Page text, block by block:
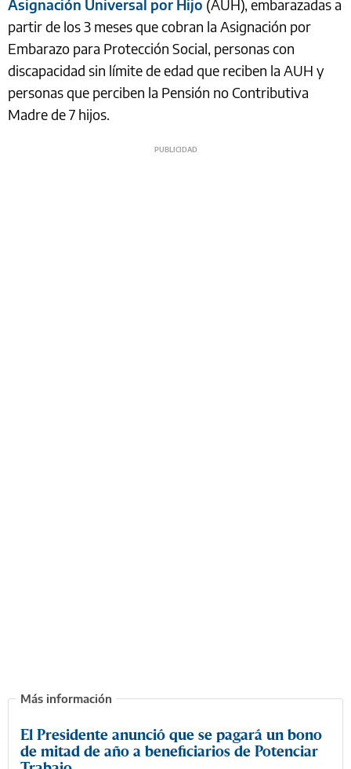
Asignación Universal por Hijo (AUH), embarazadas a
partir de los 3 meses que cobran la Asignación por
Embarazo para Protección Social, personas con
discapacidad sin límite de edad que reciben la AUH y
personas que perciben la Pensión no Contributiva
Madre de 7 hijos.
El Presidente anunció que se pagará un bono
de mitad de año a beneficiarios de Potenciar